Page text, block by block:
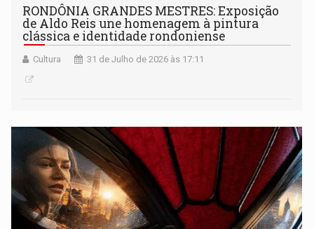
RONDÔNIA GRANDES MESTRES: Exposição
de Aldo Reis une homenagem à pintura
clássica e identidade rondoniense
Cultura 31 de Julho de 2026 às 17:11